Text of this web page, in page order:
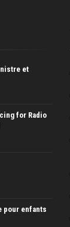
et
for Radio
pour enfants